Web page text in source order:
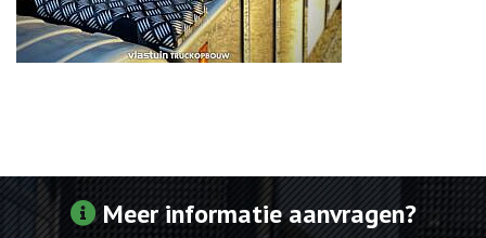
Torpedo
Te Koop
Meer informatie aanvragen?